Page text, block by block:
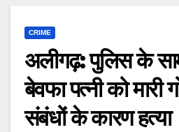
CRIME
अलीगढ़: पुलिस के
बेवफा पत्नी को मारी
संबंधों के कारण हत्या